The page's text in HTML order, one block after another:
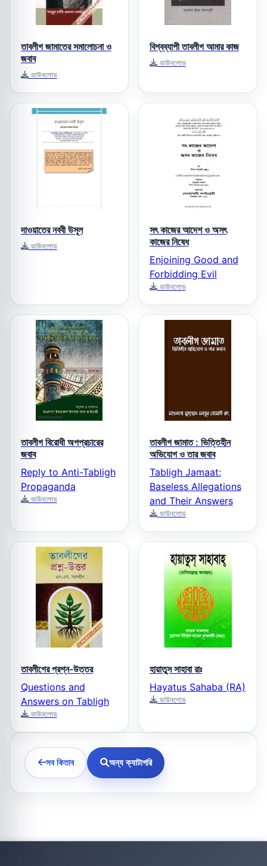
তাবলীগ জামাতের সমালোচনা ও
জবাব
ডাউনলোড
বিশ্বব্যাপী তাবলীগ আমার কাজ
ডাউনলোড
দাওয়াতের নববী উসূল
ডাউনলোড
সৎ কাজের আদেশ ও অসৎ
কাজের নিষেধ
Enjoining Good and
Forbidding Evil
ডাউনলোড
তাবলীগ বিরোধী অপপ্রচারের
জবাব
Reply to Anti-Tabligh
Propaganda
ডাউনলোড
তাবলীগ জামাত : ভিত্তিহীন
অভিযোগ ও তার জবাব
Tabligh Jamaat:
Baseless Allegations
and Their Answers
ডাউনলোড
তাবলীগের প্রশ্ন-উত্তর
Questions and
Answers on Tabligh
ডাউনলোড
হায়াতুস সাহাবা রাঃ
Hayatus Sahaba (RA)
ডাউনলোড
সব কিতাব অন্য ক্যাটাগরি